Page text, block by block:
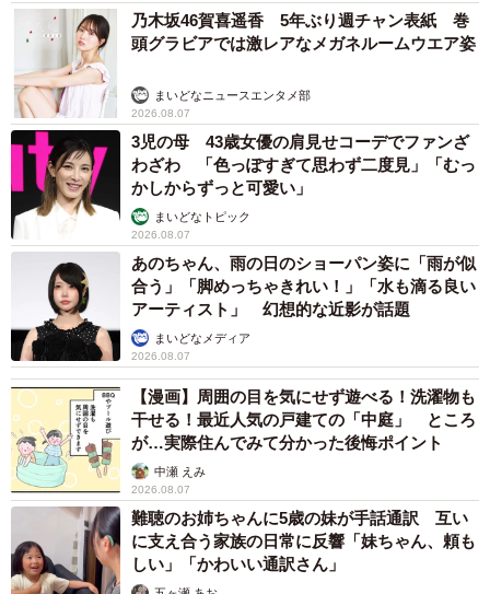
乃木坂46賀喜遥香 5年ぶり週チャン表紙 巻
頭グラビアでは激レアなメガネルームウエア姿
まいどなニュースエンタメ部
2026.08.07
3児の母 43歳女優の肩見せコーデでファンざ
わざわ 「色っぽすぎて思わず二度見」「むっ
かしからずっと可愛い」
まいどなトピック
2026.08.07
あのちゃん、雨の日のショーパン姿に「雨が似
合う」「脚めっちゃきれい！」「水も滴る良い
アーティスト」 幻想的な近影が話題
まいどなメディア
2026.08.07
【漫画】周囲の目を気にせず遊べる！洗濯物も
干せる！最近人気の戸建ての「中庭」 ところ
が…実際住んでみて分かった後悔ポイント
中瀬 えみ
2026.08.07
難聴のお姉ちゃんに5歳の妹が手話通訳 互い
に支え合う家族の日常に反響「妹ちゃん、頼も
しい」「かわいい通訳さん」